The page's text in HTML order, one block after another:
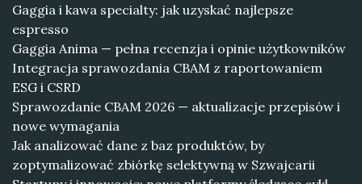
Gaggia i kawa specialty: jak uzyskać najlepsze
espresso
Gaggia Anima — pełna recenzja i opinie użytkowników
Integracja sprawozdania CBAM z raportowaniem
ESG i CSRD
Sprawozdanie CBAM 2026 — aktualizacje przepisów i
nowe wymagania
Jak analizować dane z baz produktów, by
zoptymalizować zbiórkę selektywną w Szwajcarii